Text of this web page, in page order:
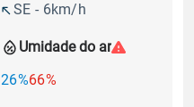
Umidade do ar
26%66%
SE - 6km/h